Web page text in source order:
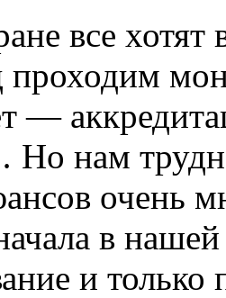
все
проходим
—
нам
очень
в нашей
и